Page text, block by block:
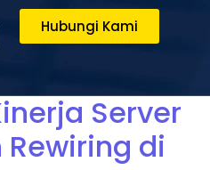
Hubungi Kami
Server
di